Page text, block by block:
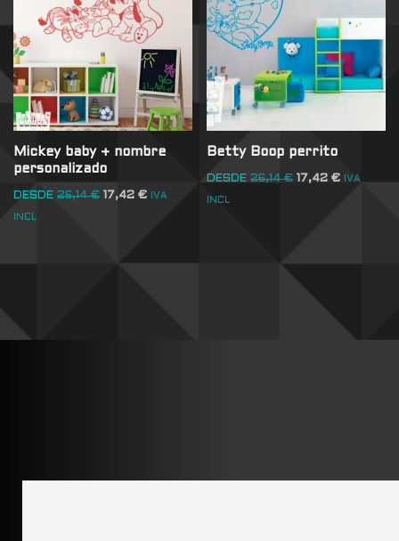
Mickey baby + nombre
personalizado
DESDE 26,14€ 17,42 € IVA
INCL
Betty Boop perrito
DESDE 26,14€ 17,42€ IVA
INCL